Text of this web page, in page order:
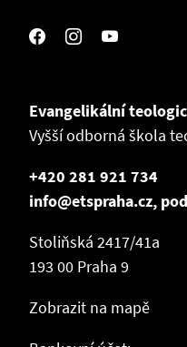
Evangelikální
Vyšší odborná škola
+420 281 921 734
info@etspraha.cz,
Stoliňská 2417/41a
193 00 Praha 9
Zobrazit na mapě